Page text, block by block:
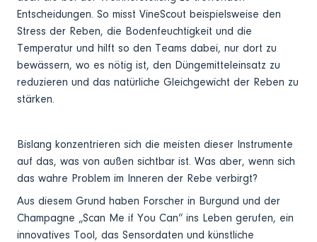
Entscheidungen. So misst VineScout beispielsweise den
Stress der Reben, die Bodenfeuchtigkeit und die
Temperatur und hilft so den Teams dabei, nur dort zu
bewässern, wo es nötig ist, den Düngemitteleinsatz zu
reduzieren und das natürliche Gleichgewicht der Reben zu
stärken.
Bislang konzentrieren sich die meisten dieser Instrumente
auf das, was von außen sichtbar ist. Was aber, wenn sich
das wahre Problem im Inneren der Rebe verbirgt?
Aus diesem Grund haben Forscher in Burgund und der
Champagne „Scan Me if You Can“ ins Leben gerufen, ein
innovatives Tool, das Sensordaten und künstliche